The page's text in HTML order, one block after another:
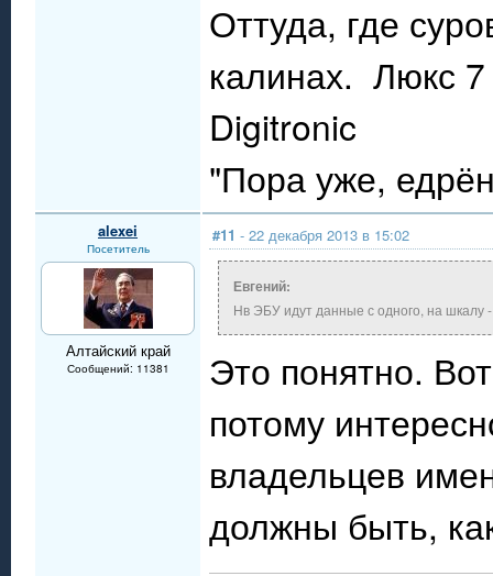
Оттуда, где
калинах. Люкс
Digitronic
"Пора уже,
alexei
Посетитель
Алтайский край
Сообщений: 11381
#11 - 22 декабря 2013 в 15:02
Евгений:
Нв ЭБУ идут данные с одного, на шкалу -
Это понятно.
потому
владельцев
должны быть,